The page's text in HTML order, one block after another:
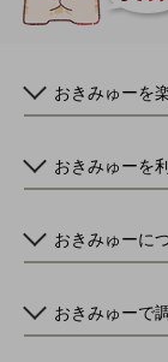
おきみゅーを
おきみゅーを
おきみゅーに
おきみゅーで